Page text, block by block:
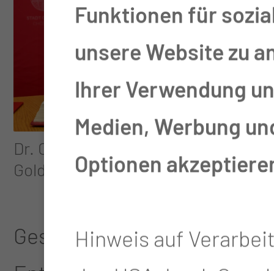
Dr. Cornelia Schmidt trägt sich am
Goldene Buch der Stadt Cottbus
Gesundheitswesen, das
Funktionen für
unsere Website zu
Ihrer Verwendung
Medien, Werbung
Optionen
Hinweis auf